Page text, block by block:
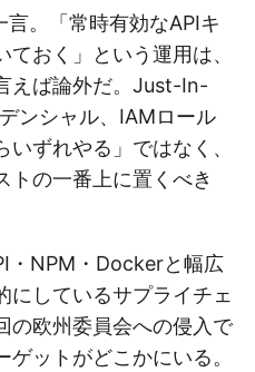
。「常時有効なAPIキ
おく」という運用は、
えば論外だ。Just-In-
ンシャル、IAMロール
ずれやる」ではなく、
トの一番上に置くべき
・NPM・Dockerと幅広
にしているサプライチェ
の欧州委員会への侵入で
ットがどこかにいる。